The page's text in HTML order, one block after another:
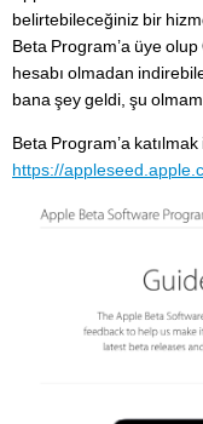
belirtebileceğiniz bir
Beta Program’a üye
hesabı olmadan
bana şey geldi, şu
Beta Program’a katılmak
https://